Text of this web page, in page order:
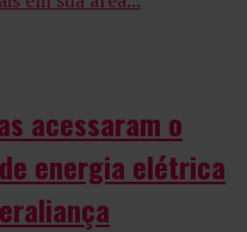
acessaram o
energia elétrica